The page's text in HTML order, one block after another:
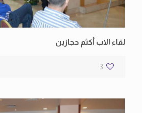
لقاء الاب أكثم حجازين
3